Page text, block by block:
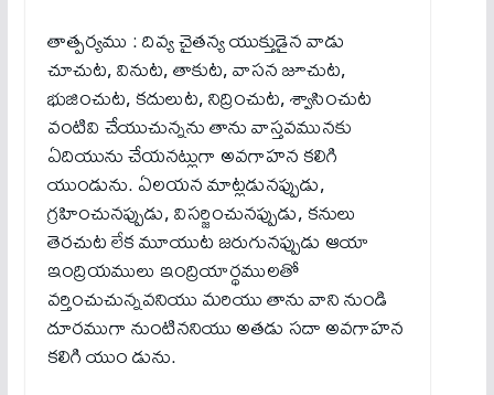
తాత్పర్యము : దివ్య చైతన్య యుక్తుడైన వాడు
చూచుట, వినుట, తాకుట, వాసన జూచుట,
భుజించుట, కదులుట, నిద్రించుట, శ్వాసించుట
వంటివి చేయుచున్నను తాను వాస్తవమునకు
ఏదియును చేయనట్లుగా అవగాహన కలిగి
యుండును. ఏలయన మాట్లడునప్పుడు,
గ్రహించునప్పుడు, విసర్జించునప్పుడు, కనులు
తెరచుట లేక మూయుట జరుగునప్పుడు ఆయా
ఇంద్రియములు ఇంద్రియార్థములతో
వర్తించుచున్నవనియు మరియు తాను వాని నుండి
దూరముగా నుంటిననియు అతడు సదా అవగాహన
కలిగి యుం డును.